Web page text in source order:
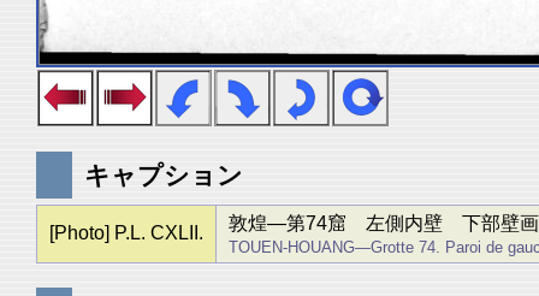
キャプション
[Photo] P.L. CXLII. 敦煌―第74窟 左側内壁 下部壁画
TOUEN-HOUANG―Grotte 74. Paroi de